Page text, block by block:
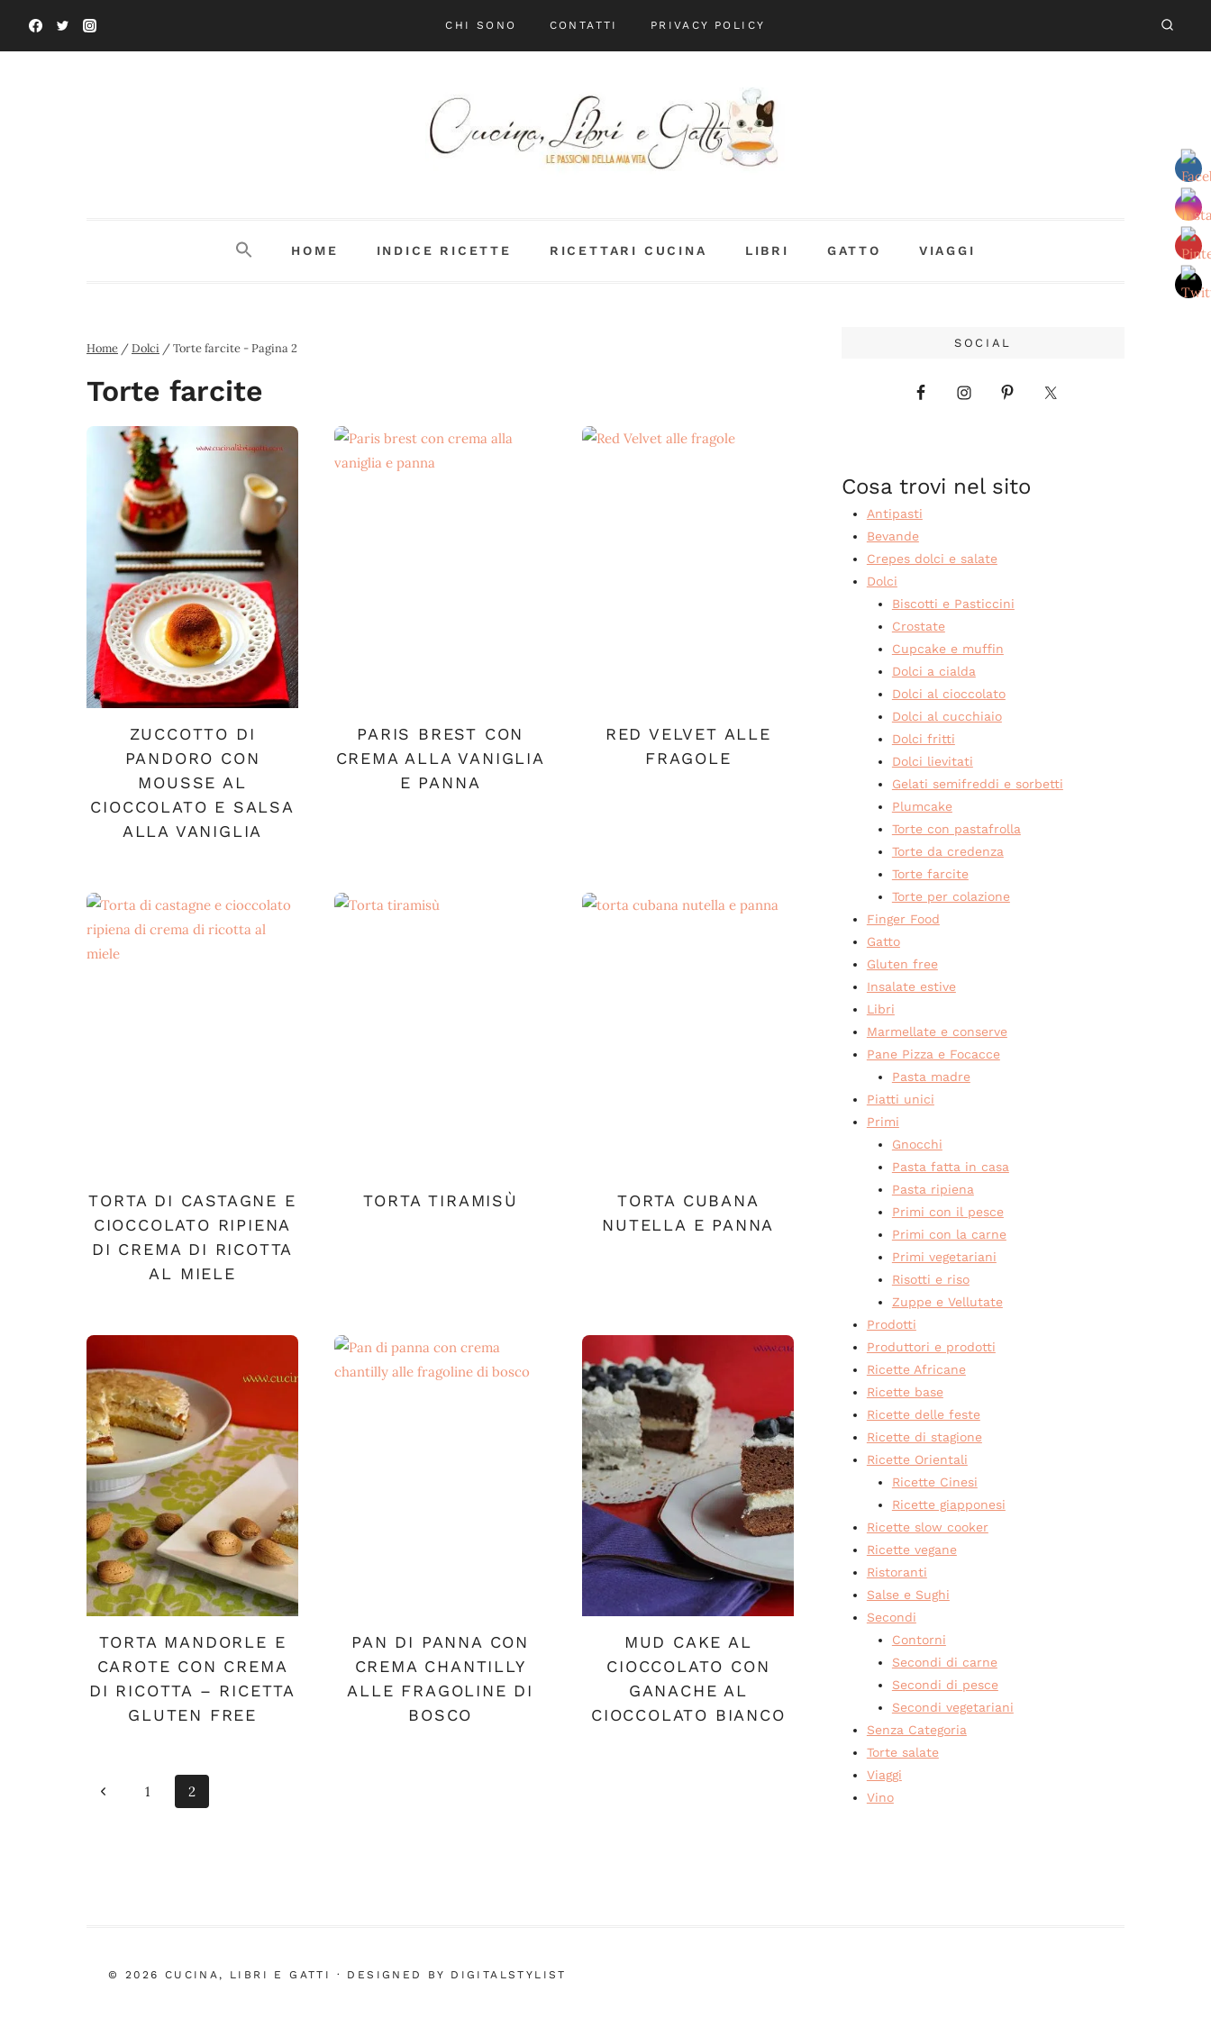
CHI SONO CONTATTI PRIVACY POLICY
HOME INDICE RICETTE RICETTARI CUCINA LIBRI GATTO VIAGGI
Home /Dolci /Torte farcite - Pagina 2
Torte farcite
ZUCCOTTO DI
PANDORO CON
MOUSSE AL
CIOCCOLATO E SALSA
ALLA VANIGLIA
PARIS BREST CON
CREMA ALLA VANIGLIA
E PANNA
RED VELVET ALLE
FRAGOLE
TORTA DI CASTAGNE E
CIOCCOLATO RIPIENA
DI CREMA DI RICOTTA
AL MIELE
TORTA TIRAMISÙ
TORTA CUBANA
NUTELLA E PANNA
TORTA MANDORLE E
CAROTE CON CREMA
DI RICOTTA – RICETTA
GLUTEN FREE
PAN DI PANNA CON
CREMA CHANTILLY
ALLE FRAGOLINE DI
BOSCO
MUD CAKE AL
CIOCCOLATO CON
GANACHE AL
CIOCCOLATO BIANCO
Navigazione
Pagina
1 2
SOCIAL
Cosa trovi nel sito
Antipasti
Bevande
Crepes dolci e salate
Dolci
Biscotti e Pasticcini
Crostate
Cupcake e muffin
Dolci a cialda
Dolci al cioccolato
Dolci al cucchiaio
Dolci fritti
Dolci lievitati
Gelati semifreddi e sorbetti
Plumcake
Torte con pastafrolla
Torte da credenza
Torte farcite
Torte per colazione
Finger Food
Gatto
Gluten free
Insalate estive
Libri
Marmellate e conserve
Pane Pizza e Focacce
Pasta madre
Piatti unici
Primi
Gnocchi
Pasta fatta in casa
Pasta ripiena
Primi con il pesce
Primi con la carne
Primi vegetariani
Risotti e riso
Zuppe e Vellutate
Prodotti
Produttori e prodotti
Ricette Africane
Ricette base
Ricette delle feste
Ricette di stagione
Ricette Orientali
Ricette Cinesi
Ricette giapponesi
Ricette slow cooker
Ricette vegane
Ristoranti
Salse e Sughi
Secondi
Contorni
Secondi di carne
Secondi di pesce
Secondi vegetariani
Senza Categoria
Torte salate
Viaggi
Vino
© 2026 CUCINA, LIBRI E GATTI · DESIGNED BY DIGITALSTYLIST